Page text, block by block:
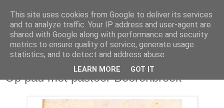
vrijdag 29 april 2016
Op pad met pastoor Beerenbroek
This site uses cookies from Google to deliver its services
and to analyze traffic. Your IP address and user-agent are
shared with Google along with performance and security
metrics to ensure quality of service, generate usage
statistics, and to detect and address abuse.
LEARN MORE GOT IT